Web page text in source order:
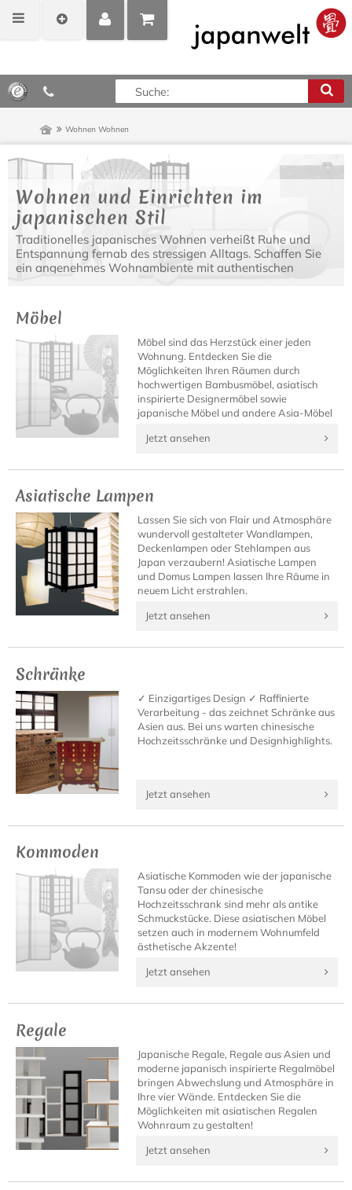
MEIN
POSITIONEN
ANZEIGEN
0,00 €*
WohnenWohnen
Wohnen und Einrichten im
japanischen Stil
Traditionelles japanisches Wohnen verheißt Ruhe und
Entspannung fernab des stressigen Alltags. Schaffen Sie
ein angenehmes Wohnambiente mit authentischen
Möbel
Möbel sind das Herzstück einer jeden
Wohnung. Entdecken Sie die
Möglichkeiten Ihren Räumen durch
hochwertigen Bambusmöbel, asiatisch
inspirierte Designermöbel sowie
japanische Möbel und andere Asia-Möbel
Jetzt ansehen
Asiatische Lampen
Lassen Sie sich von Flair und Atmosphäre
wundervoll gestalteter Wandlampen,
Deckenlampen oder Stehlampen aus
Japan verzaubern! Asiatische Lampen
und Domus Lampen lassen Ihre Räume in
neuem Licht erstrahlen.
Jetzt ansehen
Schränke
✓ Einzigartiges Design ✓ Raffinierte
Verarbeitung - das zeichnet Schränke aus
Asien aus. Bei uns warten chinesische
Hochzeitsschränke und Designhighlights.
Jetzt ansehen
Kommoden
Asiatische Kommoden wie der japanische
Tansu oder der chinesische
Hochzeitsschrank sind mehr als antike
Schmuckstücke. Diese asiatischen Möbel
setzen auch in modernem Wohnumfeld
ästhetische Akzente!
Jetzt ansehen
Regale
Japanische Regale, Regale aus Asien und
moderne japanisch inspirierte Regalmöbel
bringen Abwechslung und Atmosphäre in
Ihre vier Wände. Entdecken Sie die
Möglichkeiten mit asiatischen Regalen
Wohnraum zu gestalten!
Jetzt ansehen